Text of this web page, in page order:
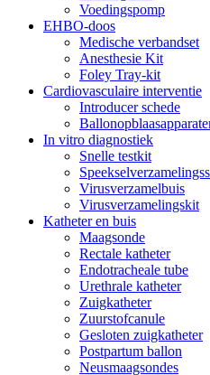
Voedingspomp
EHBO-doos
Medische verbandset
Anesthesie Kit
Foley Tray-kit
Cardiovasculaire interventie
Introducer schede
In vitro diagnostiek
Snelle testkit
Virusverzamelbuis
Virusverzamelingskit
Katheter en buis
Maagsonde
Rectale katheter
Endotracheale tube
Urethrale katheter
Zuigkatheter
Zuurstofcanule
Gesloten zuigkatheter
Postpartum ballon
Neusmaagsondes